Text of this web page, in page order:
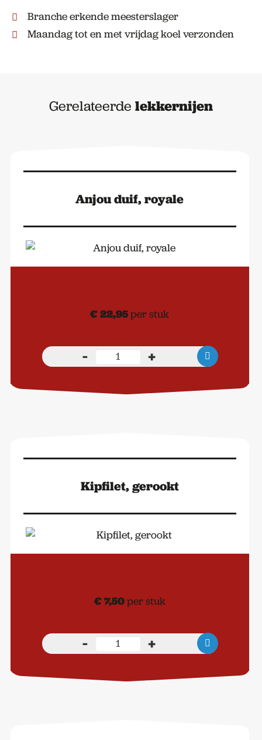
Branche erkende meesterslager
Maandag tot en met vrijdag koel verzonden
Gerelateerde lekkernijen
Anjou duif, royale
€ 22,95per stuk
-
Anjou
duif,
+
Kipfilet, gerookt
€ 7,50per stuk
-
Kipfilet,
gerookt
+